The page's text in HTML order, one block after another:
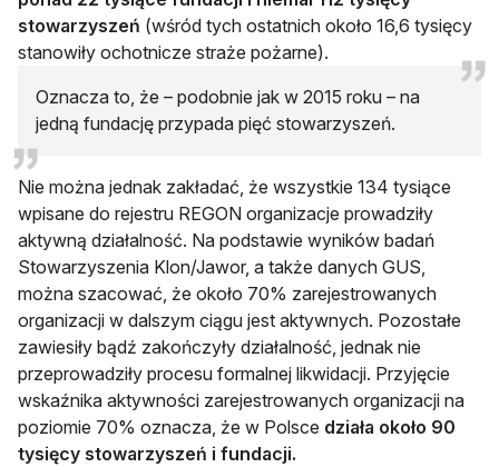
stowarzyszeń (wśród tych ostatnich około 16,6 tysięcy
stanowiły ochotnicze straże pożarne).
Oznacza to, że – podobnie jak w 2015 roku – na
jedną fundację przypada pięć stowarzyszeń.
Nie można jednak zakładać, że wszystkie 134 tysiące
wpisane do rejestru REGON organizacje prowadziły
aktywną działalność. Na podstawie wyników badań
Stowarzyszenia Klon/Jawor, a także danych GUS,
można szacować, że około 70% zarejestrowanych
organizacji w dalszym ciągu jest aktywnych. Pozostałe
zawiesiły bądź zakończyły działalność, jednak nie
przeprowadziły procesu formalnej likwidacji. Przyjęcie
wskaźnika aktywności zarejestrowanych organizacji na
poziomie 70% oznacza, że w Polsce działa około 90
tysięcy stowarzyszeń i fundacji.